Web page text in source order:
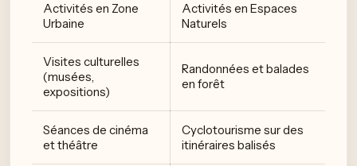
Activités en Zone
Urbaine
Activités en Espaces
Naturels
Visites culturelles
(musées,
expositions)
Randonnées et balades
en forêt
Séances de cinéma
et théâtre
Cyclotourisme sur des
itinéraires balisés